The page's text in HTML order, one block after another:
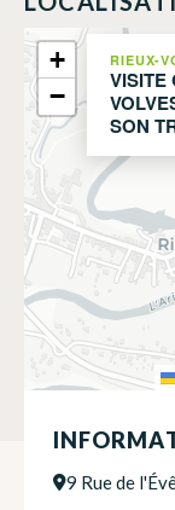
RIEUX-
VISITE
SON
+
−
9 Rue de